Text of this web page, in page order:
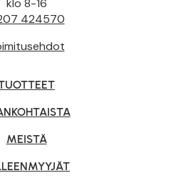
klo 8-16
424570
MEISTÄ